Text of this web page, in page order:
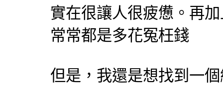
實在很讓人很疲憊。再
常常都是多花冤枉錢
但是，我還是想找到一